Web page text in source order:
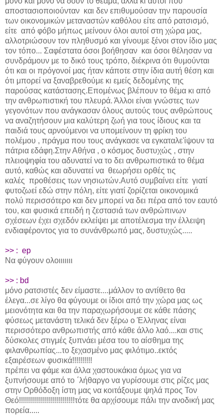
αποστασιοποιούνταν και δεν επιθυμούσαν την παρουσία
των οικονομικών μεταναστών καθόλου είτε από ρατσισμό,
είτε από φόβο μήπως μείνουν όλοι αυτοί στη χώρα μας,
αλλοτριώσουν τον πληθυσμό και γίνουμε ξένοι στον ίδιο μας
τον τόπο... Σαφέστατα όσοι βοήθησαν και όσοι θέλησαν να
συνδράμουν με το δικό τους τρόπο, διέκρινα ότι θυμούνται
ότι και οι πρόγονοί μας ήταν κάποτε στην ίδια αυτή θέση και
ότι μπορεί να ξαναβρεθούμε κι εμείς δεδομένης της
παρούσας κατάστασης.Επομένως βλέπουν το θέμα κι από
την ανθρωπιστική του πλευρά. Άλλοι είναι γνώστες των
γεγονότων που ανάγκασαν όλους αυτούς τους ανθρώπους
να αναζητήσουν μια καλύτερη ζωή για τους ίδιους και τα
παιδιά τους αρνούμενοι να υπομείνουν τη φρίκη του
πολέμου , πράγμα που τους ανάγκασε να εγκαταλε'ίψουν τα
πάτρια εδάφη.Στην Αθήνα , ο κόσμος δυστυχώς , στην
πλειοψηφία του αδυνατεί να το δει ανθρωπιστικά το θέμα
αυτό, καθώς και αδυνατεί να θεωρήσει ορθές τις
καλές προθέσεις των νησιωτών.Αυτό συμβαίνει είτε γιατί
φυτοζωεί εδώ στην πόλη, είτε γιατί ζορίζεται οικονομικά
πολύ περισσότερο και δεν μπορεί να δει πέρα από τον εαυτό
του, και φυσικά επειδή η ζεστασιά των ανθρώπινων
σχέσεων έχει σχεδόν εκλείψει με αποτέλεσμα την έλλειψη
ενδιαφέροντος για το συνάνθρωπό μας, δυστυχώς.....
>> : ep
Να φύγουν ολοιιιιιιι
>> : bd
μόνο ρατσιστές δεν είμαστε....μάλλον το αντίθετο θα
έλεγα...σε λίγο θα φύγουμε οι ίδιοι από την χώρα μας ως
μειονότητα και θα την παραχωρήσουμε σε κάθε πάσης
φύσεως μετανάστη τελικά δεν ξέρω ο Έλληνας είναι
περισσότερο ανθρωπιστής από κάθε άλλο λαό....και στις
δύσκολες στιγμές ξυπνάει μέσα του το αίσθημα της
φιλανθρωπίας...το ξεχασμένο μας φιλότιμο..εκτός
εξαιρέσεων φυσικά!!!!!!!!!!
πρέπει να φάμε και άλλα χαστουκάκια όμως για να
ξυπνήσουμε από το ΄λήθαργο να γυρίσουμε στις ρίζες μας
στην Ορθόδοξη ίστη μας να κοιτάξουμε ψηλά προς Τον
Θεό!!!!!!!!!!!!!!!!!!!!!!!!!!!!τότε θα αρχίσουμε πάλι την ανοδική μας
πορεία.....